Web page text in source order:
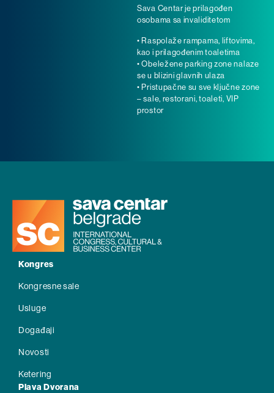
Sava Centar je prilagođen
osobama sa invaliditetom
• Raspolaže rampama, liftovima,
kao i prilagođenim toaletima
• Obeležene parking zone nalaze
se u blizini glavnih ulaza
• Pristupačne su sve ključne zone
– sale, restorani, toaleti, VIP
prostor
Kongres
Kongresne sale
Usluge
Događaji
Novosti
Ketering
Plava Dvorana